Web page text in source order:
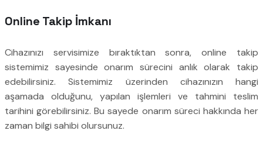
Online Takip İmkanı
Cihazınızı servisimize bıraktıktan sonra, online takip
sistemimiz sayesinde onarım sürecini anlık olarak takip
edebilirsiniz. Sistemimiz üzerinden cihazınızın hangi
aşamada olduğunu, yapılan işlemleri ve tahmini teslim
tarihini görebilirsiniz. Bu sayede onarım süreci hakkında her
zaman bilgi sahibi olursunuz.